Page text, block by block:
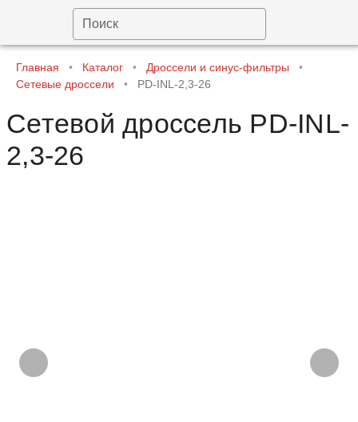
Поиск
Главная • Каталог • Дроссели и синус-фильтры
•
Сетевые дроссели
• PD-INL-2,3-26
Сетевой дроссель PD-INL-
2,3-26